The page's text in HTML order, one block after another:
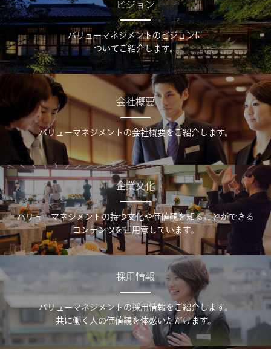
ビジョン
バリューマネジメントのビジョンに
ついてご紹介します。
会社概要
バリューマネジメントの会社概要をご紹介します。
企業文化
バリューマネジメントの持つ文化や価値観を知ることができる
コンテンツをご用意しています。
採用情報
バリューマネジメントの採用情報をご紹介します。
共に働く人の価値観を体感いただけます。